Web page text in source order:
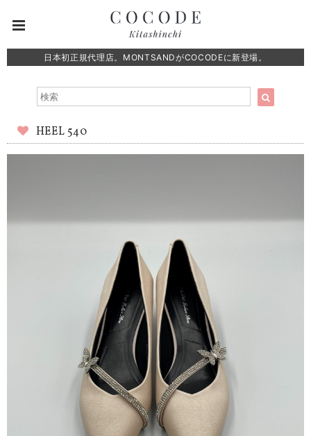
日本初正規代理店。MONTSANDがCOCODEに新登場。
HEEL 540